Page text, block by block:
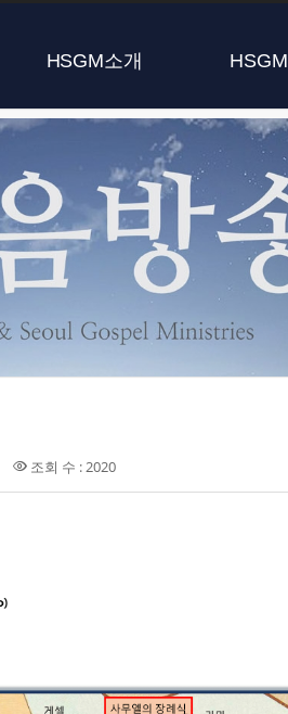
HSGM소개
조회 수 : 2020